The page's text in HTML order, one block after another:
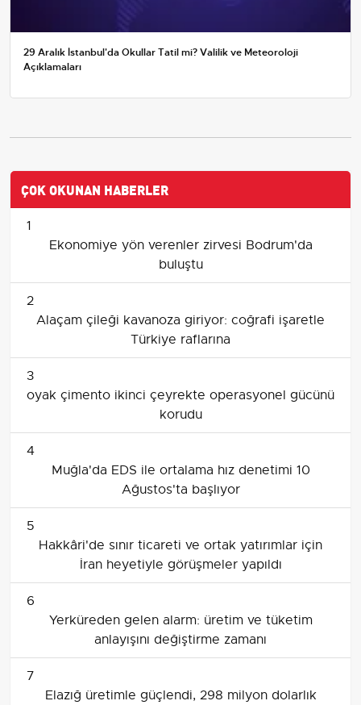
29 Aralık İstanbul'da Okullar Tatil mi? Valilik ve Meteoroloji
Açıklamaları
ÇOK OKUNAN HABERLER
1
Ekonomiye yön verenler zirvesi Bodrum'da
buluştu
2
Alaçam çileği kavanoza giriyor: coğrafi işaretle
Türkiye raflarına
3
oyak çimento ikinci çeyrekte operasyonel gücünü
korudu
4
Muğla'da EDS ile ortalama hız denetimi 10
Ağustos'ta başlıyor
5
Hakkâri'de sınır ticareti ve ortak yatırımlar için
İran heyetiyle görüşmeler yapıldı
6
Yerküreden gelen alarm: üretim ve tüketim
anlayışını değiştirme zamanı
7
Elazığ üretimle güçlendi, 298 milyon dolarlık